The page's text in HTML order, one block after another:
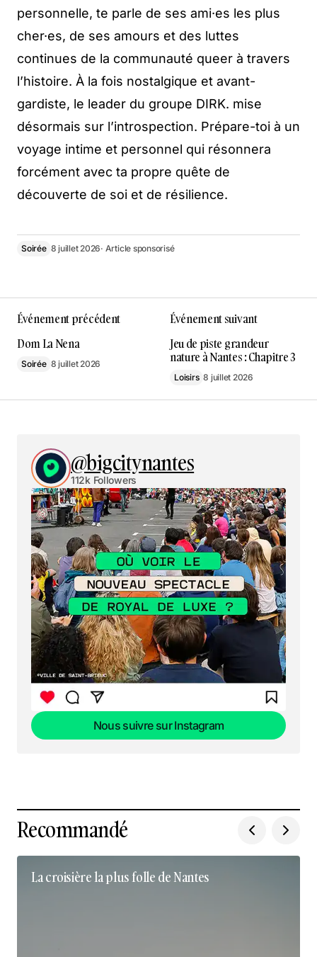
personnelle, te parle de ses ami·es les plus
cher·es, de ses amours et des luttes
continues de la communauté queer à travers
l’histoire. À la fois nostalgique et avant-
gardiste, le leader du groupe DIRK. mise
désormais sur l’introspection. Prépare-toi à un
voyage intime et personnel qui résonnera
forcément avec ta propre quête de
découverte de soi et de résilience.
Soirée 8 juillet 2026· Article sponsorisé
Événement précédent
Dom La Nena
Soirée 8 juillet 2026
Événement suivant
Jeu de piste grandeur
nature à Nantes : Chapitre 3
Loisirs 8 juillet 2026
@bigcitynantes
112k Followers
Nous suivre sur Instagram
Recommandé
La croisière la plus folle de Nantes